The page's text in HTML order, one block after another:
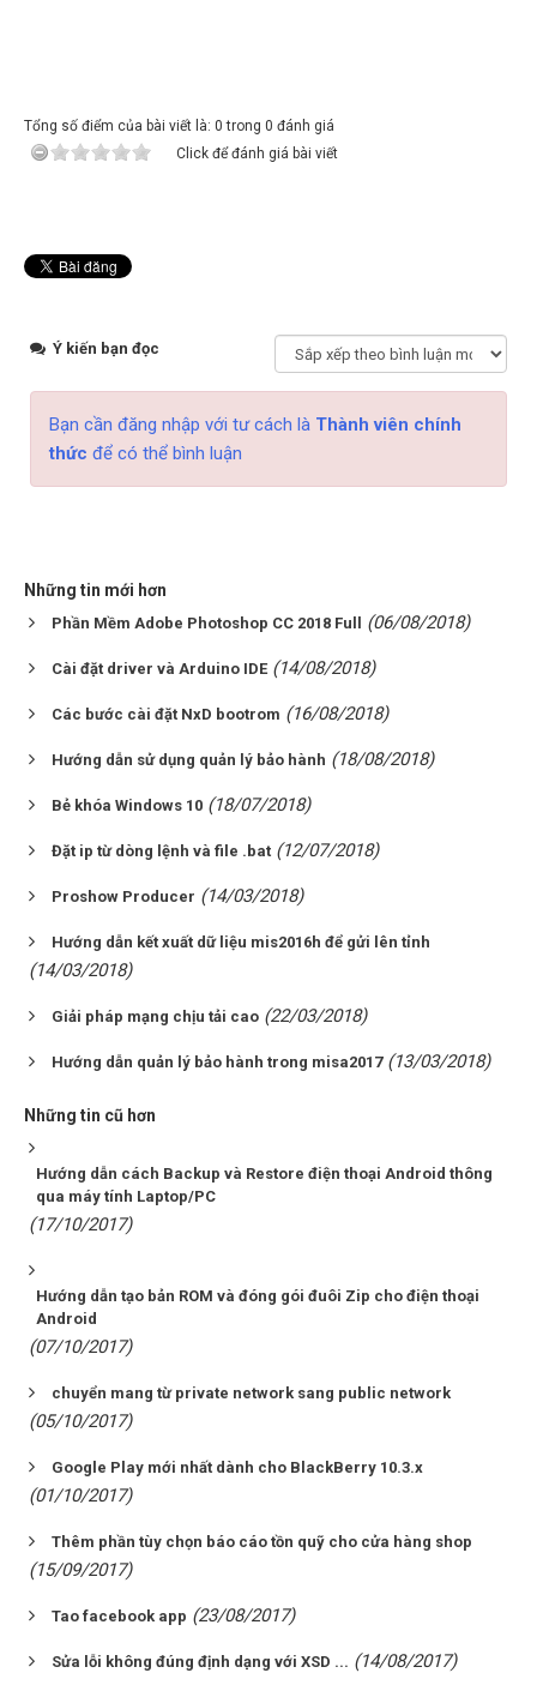
Tổng số điểm của bài viết là: 0 trong 0 đánh giá
Click để đánh giá bài viết
Ý kiến bạn đọc
Bạn cần đăng nhập với tư cách là Thành viên chính
thức để có thể bình luận
Những tin mới hơn
Phần Mềm Adobe Photoshop CC 2018 Full (06/08/2018)
Cài đặt driver và Arduino IDE (14/08/2018)
Các bước cài đặt NxD bootrom (16/08/2018)
Hướng dẫn sử dụng quản lý bảo hành (18/08/2018)
Bẻ khóa Windows 10 (18/07/2018)
Đặt ip từ dòng lệnh và file .bat (12/07/2018)
Proshow Producer (14/03/2018)
Hướng dẫn kết xuất dữ liệu mis2016h để gửi lên tỉnh
(14/03/2018)
Giải pháp mạng chịu tải cao (22/03/2018)
Hướng dẫn quản lý bảo hành trong misa2017 (13/03/2018)
Những tin cũ hơn
Hướng dẫn cách Backup và Restore điện thoại Android thông
qua máy tính Laptop/PC
(17/10/2017)
Hướng dẫn tạo bản ROM và đóng gói đuôi Zip cho điện thoại
Android
(07/10/2017)
chuyển mang từ private network sang public network
(05/10/2017)
Google Play mới nhất dành cho BlackBerry 10.3.x
(01/10/2017)
Thêm phần tùy chọn báo cáo tồn quỹ cho cửa hàng shop
(15/09/2017)
Tao facebook app (23/08/2017)
Sửa lỗi không đúng định dạng với XSD ... (14/08/2017)